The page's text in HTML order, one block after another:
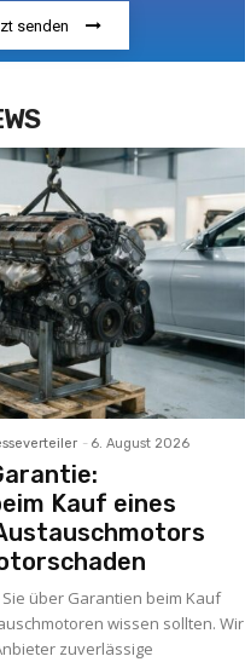
senden
- 6. August 2026
Kauf eines
über Garantien beim Kauf
wissen sollten. Wir
zuverlässige